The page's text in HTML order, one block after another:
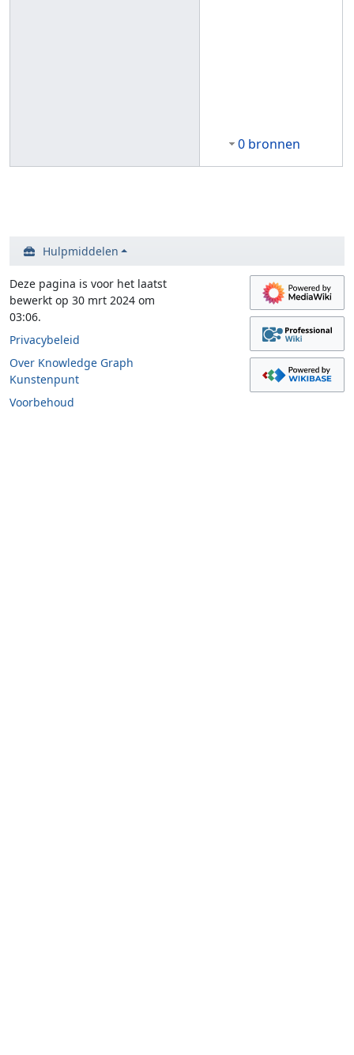
0 bronnen
Hulpmiddelen
Deze pagina is voor het laatst
bewerkt op 30 mrt 2024 om
03:06.
Privacybeleid
Over Knowledge Graph
Kunstenpunt
Voorbehoud